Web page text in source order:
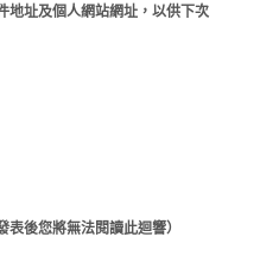
地址及個人網站網址，以供下次
後您將無法閱讀此迴響）